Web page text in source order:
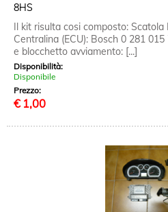
8HS
Il kit risulta cosi composto: Scatola
Centralina (ECU): Bosch 0 281
e blocchetto avviamento: [...]
Disponibilità:
Disponibile
Prezzo:
€ 1,00